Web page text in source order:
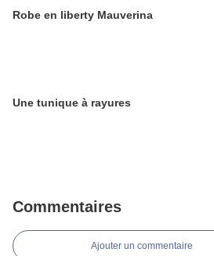
Robe en liberty Mauverina
Une tunique à rayures
Commentaires
Ajouter un commentaire